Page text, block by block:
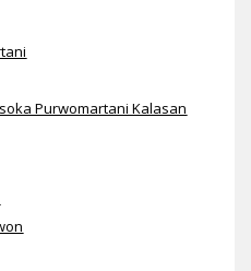
Purwomartani Kalasan